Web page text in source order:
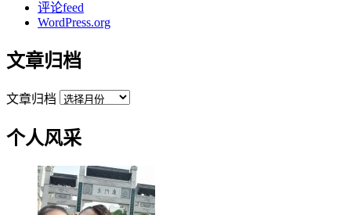
评论feed
WordPress.org
文章归档
文章归档
个人风采